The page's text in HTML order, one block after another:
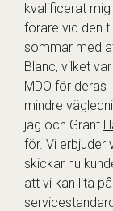
kvalificerat mig
förare vid den
sommar med
Blanc, vilket
MDO för deras
mindre
jag och Grant
för. Vi erbjuder
skickar nu
att vi kan lita